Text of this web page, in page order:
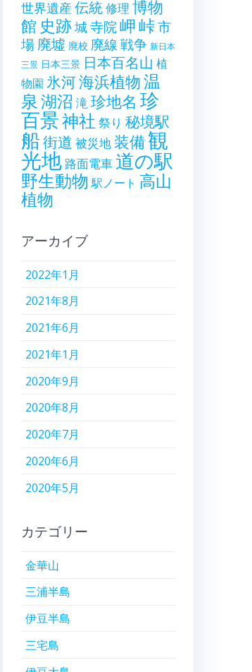
世界遺産 伝統修理 博物
館 史跡城寺院岬峠市
場 廃墟 廃校 廃線戦争 新日本
三景 日本三景 日本百名山 植
物園 氷河海浜植物温
泉湖沼 滝珍地名 珍
百景神社 祭り 秘境駅
船街道 被災地装備観
光地 路面電車道の駅
野生動物 駅ノート 高山
植物
アーカイブ
2022年1月
2021年8月
2021年6月
2021年1月
2020年9月
2020年8月
2020年7月
2020年6月
2020年5月
カテゴリー
金華山
三浦半島
伊豆半島
三宅島